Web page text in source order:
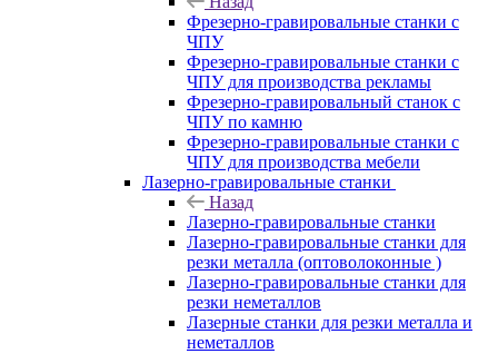
Фрезерно-гравировальные станки с
ЧПУ
Фрезерно-гравировальные станки с
ЧПУ для производства рекламы
Фрезерно-гравировальный станок с
ЧПУ по камню
Фрезерно-гравировальные станки с
ЧПУ для производства мебели
Лазерно-гравировальные станки
Назад
Лазерно-гравировальные станки
Лазерно-гравировальные станки для
резки металла (оптоволоконные )
Лазерно-гравировальные станки для
резки неметаллов
Лазерные станки для резки металла и
неметаллов